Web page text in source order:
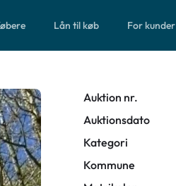
Lån til køb For kunder
Auktion nr.
Auktionsdato
Kategori
Kommune